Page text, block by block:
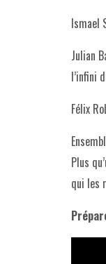
Ismael
Julian
l’infini
Félix
Plus
qui les